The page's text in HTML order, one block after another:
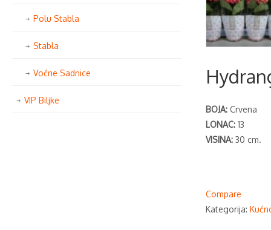
BOJA: Crvena
LONAC: 13
VISINA: 30 cm.
Compare
Kategorija:
Polu Stabla
Stabla
Voćne Sadnice
VIP Biljke